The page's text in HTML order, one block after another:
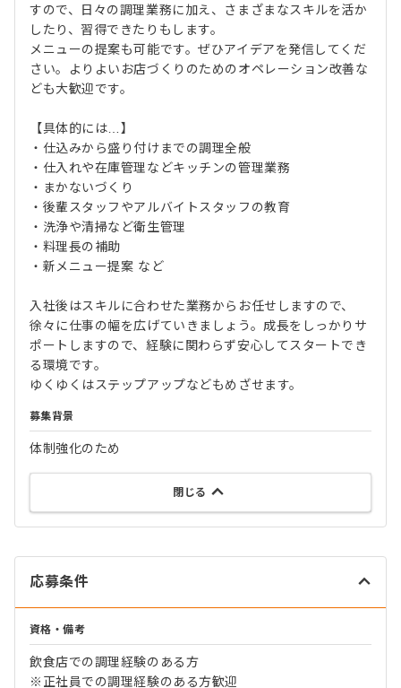
すので、日々の調理業務に加え、さまざまなスキルを活か
したり、習得できたりもします。
メニューの提案も可能です。ぜひアイデアを発信してくだ
さい。よりよいお店づくりのためのオペレーション改善な
ども大歓迎です。
【具体的には…】
・仕込みから盛り付けまでの調理全般
・仕入れや在庫管理などキッチンの管理業務
・まかないづくり
・後輩スタッフやアルバイトスタッフの教育
・洗浄や清掃など衛生管理
・料理長の補助
・新メニュー提案 など
入社後はスキルに合わせた業務からお任せしますので、
徐々に仕事の幅を広げていきましょう。成長をしっかりサ
ポートしますので、経験に関わらず安心してスタートでき
る環境です。
ゆくゆくはステップアップなどもめざせます。
募集背景
体制強化のため
閉じる
応募条件
資格・備考
飲食店での調理経験のある方
※正社員での調理経験のある方歓迎